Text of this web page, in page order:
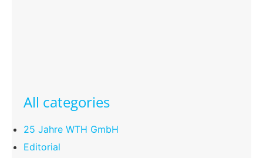
All categories
25 Jahre WTH GmbH
Editorial